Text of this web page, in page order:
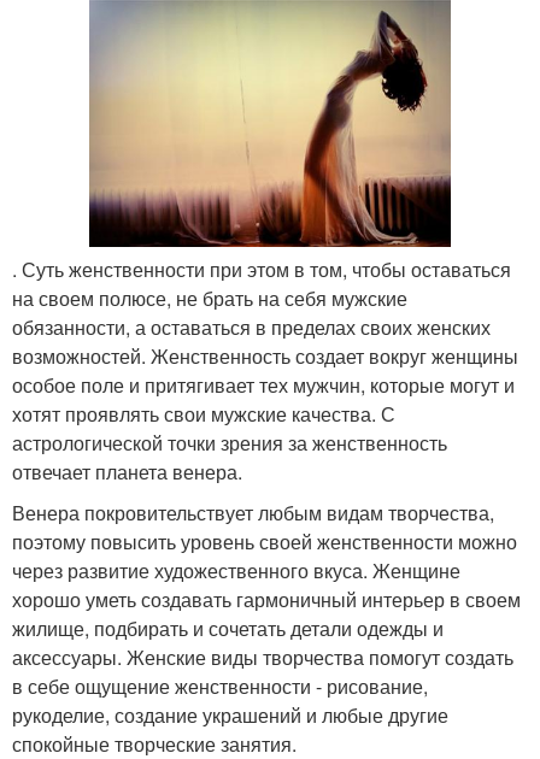
. Суть женственности при этом в том, чтобы оставаться
на своем полюсе, не брать на себя мужские
обязанности, а оставаться в пределах своих женских
возможностей. Женственность создает вокруг женщины
особое поле и притягивает тех мужчин, которые могут и
хотят проявлять свои мужские качества. С
астрологической точки зрения за женственность
отвечает планета венера.
Венера покровительствует любым видам творчества,
поэтому повысить уровень своей женственности можно
через развитие художественного вкуса. Женщине
хорошо уметь создавать гармоничный интерьер в своем
жилище, подбирать и сочетать детали одежды и
аксессуары. Женские виды творчества помогут создать
в себе ощущение женственности - рисование,
рукоделие, создание украшений и любые другие
спокойные творческие занятия.